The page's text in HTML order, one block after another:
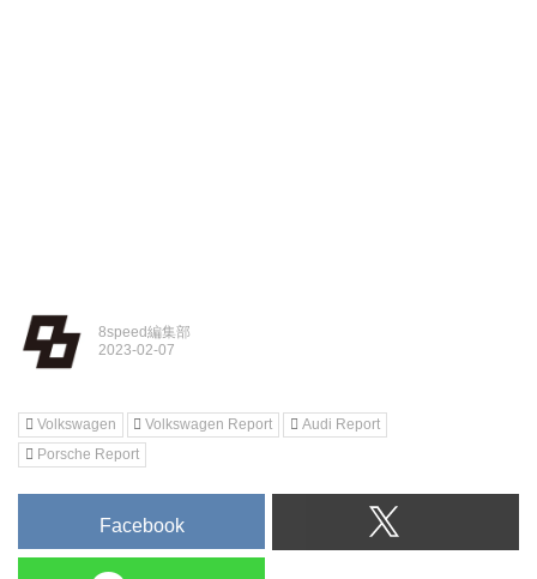
8speed編集部
Volkswagen Volkswagen Report
Audi Report
Porsche Report
Facebook